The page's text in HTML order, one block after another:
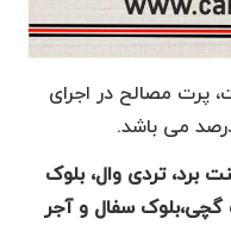
پرت مصالح در اجرای
می باشد.
برد، تردی وال، بلوک
گچی،بلوک سفال و آجر